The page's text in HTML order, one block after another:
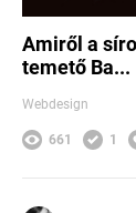
Amiről a
temető Ba...
Webdesign
661 1